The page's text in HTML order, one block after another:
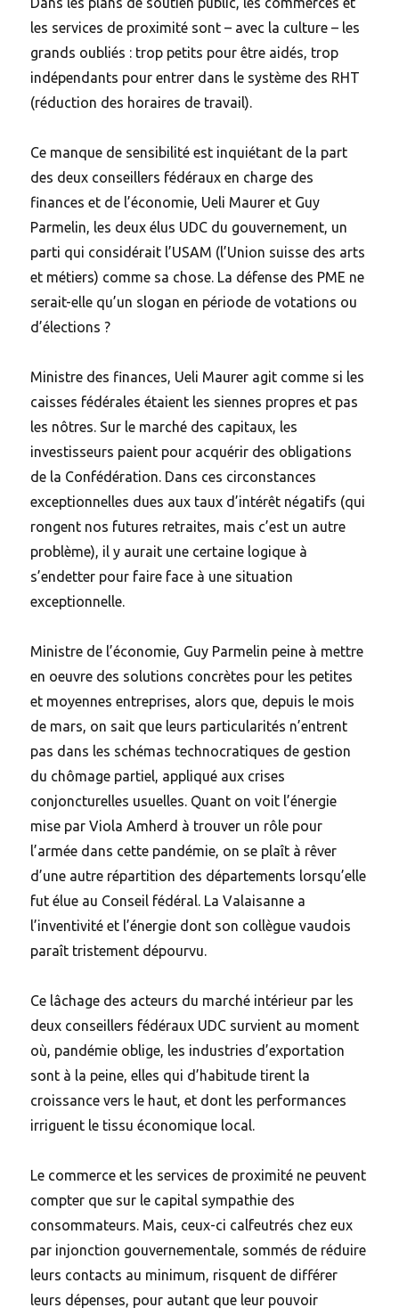
les services de proximité sont – avec la culture – les
grands oubliés : trop petits pour être aidés, trop
indépendants pour entrer dans le système des RHT
(réduction des horaires de travail).
Ce manque de sensibilité est inquiétant de la part
des deux conseillers fédéraux en charge des
finances et de l’économie, Ueli Maurer et Guy
Parmelin, les deux élus UDC du gouvernement, un
parti qui considérait l’USAM (l’Union suisse des arts
et métiers) comme sa chose. La défense des PME ne
serait-elle qu’un slogan en période de votations ou
d’élections ?
Ministre des finances, Ueli Maurer agit comme si les
caisses fédérales étaient les siennes propres et pas
les nôtres. Sur le marché des capitaux, les
investisseurs paient pour acquérir des obligations
de la Confédération. Dans ces circonstances
exceptionnelles dues aux taux d’intérêt négatifs (qui
rongent nos futures retraites, mais c’est un autre
problème), il y aurait une certaine logique à
s’endetter pour faire face à une situation
exceptionnelle.
Ministre de l’économie, Guy Parmelin peine à mettre
en oeuvre des solutions concrètes pour les petites
et moyennes entreprises, alors que, depuis le mois
de mars, on sait que leurs particularités n’entrent
pas dans les schémas technocratiques de gestion
du chômage partiel, appliqué aux crises
conjoncturelles usuelles. Quant on voit l’énergie
mise par Viola Amherd à trouver un rôle pour
l’armée dans cette pandémie, on se plaît à rêver
d’une autre répartition des départements lorsqu’elle
fut élue au Conseil fédéral. La Valaisanne a
l’inventivité et l’énergie dont son collègue vaudois
paraît tristement dépourvu.
Ce lâchage des acteurs du marché intérieur par les
deux conseillers fédéraux UDC survient au moment
où, pandémie oblige, les industries d’exportation
sont à la peine, elles qui d’habitude tirent la
croissance vers le haut, et dont les performances
irriguent le tissu économique local.
Le commerce et les services de proximité ne peuvent
compter que sur le capital sympathie des
consommateurs. Mais, ceux-ci calfeutrés chez eux
par injonction gouvernementale, sommés de réduire
leurs contacts au minimum, risquent de différer
leurs dépenses, pour autant que leur pouvoir